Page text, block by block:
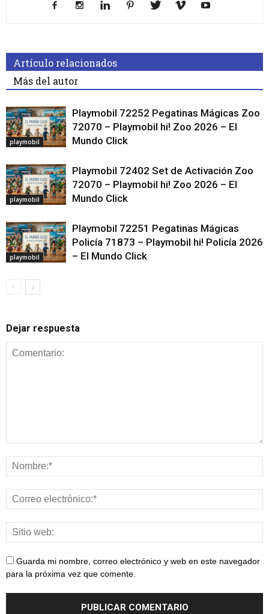
Artículo relacionados
Más del autor
playmobil
Playmobil 72252 Pegatinas Mágicas Zoo
72070 – Playmobil hi! Zoo 2026 – El
Mundo Click
playmobil
Playmobil 72402 Set de Activación Zoo
72070 – Playmobil hi! Zoo 2026 – El
Mundo Click
playmobil
Playmobil 72251 Pegatinas Mágicas
Policía 71873 – Playmobil hi! Policía 2026
– El Mundo Click
Dejar respuesta
Guarda mi nombre, correo electrónico y web en este navegador
para la próxima vez que comente.